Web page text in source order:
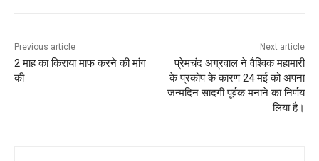
Previous article
2 माह का किराया माफ करने की मांग
की
Next article
प्रेमचंद अग्रवाल ने वैश्विक महामारी
के प्रकोप के कारण 24 मई को अपना
जन्मदिन सादगी पूर्वक मनाने का निर्णय
लिया है।